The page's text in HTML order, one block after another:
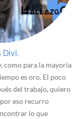
Divi.
como para la mayoría
es oro. El poco
del trabajo, quiero
eso recurro
lo que